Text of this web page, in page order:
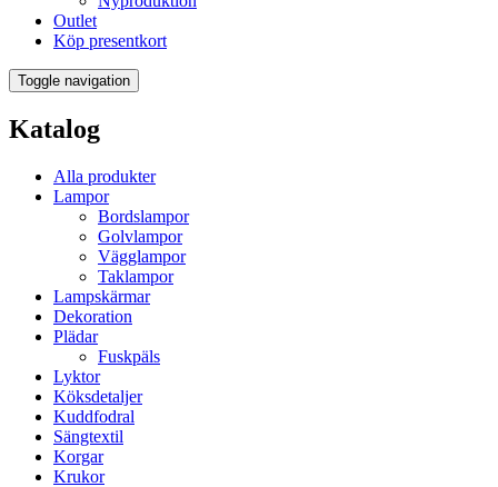
Outlet
Köp presentkort
Toggle navigation
Katalog
Alla produkter
Lampor
Bordslampor
Golvlampor
Vägglampor
Taklampor
Lampskärmar
Dekoration
Plädar
Fuskpäls
Lyktor
Köksdetaljer
Kuddfodral
Sängtextil
Korgar
Krukor